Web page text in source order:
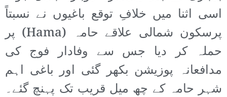
اسی اثنا میں خلافِ توقع باغیوں نے نسبتاً
پرسکون شمالی علاقے حامہ (Hama) پر
حملہ کر دیا جس سے وفادار فوج کی
مدافعانہ پوزیشن بکھر گئی اور باغی اہم
شہر حامہ کے چھ میل قریب تک پہنچ گئے۔